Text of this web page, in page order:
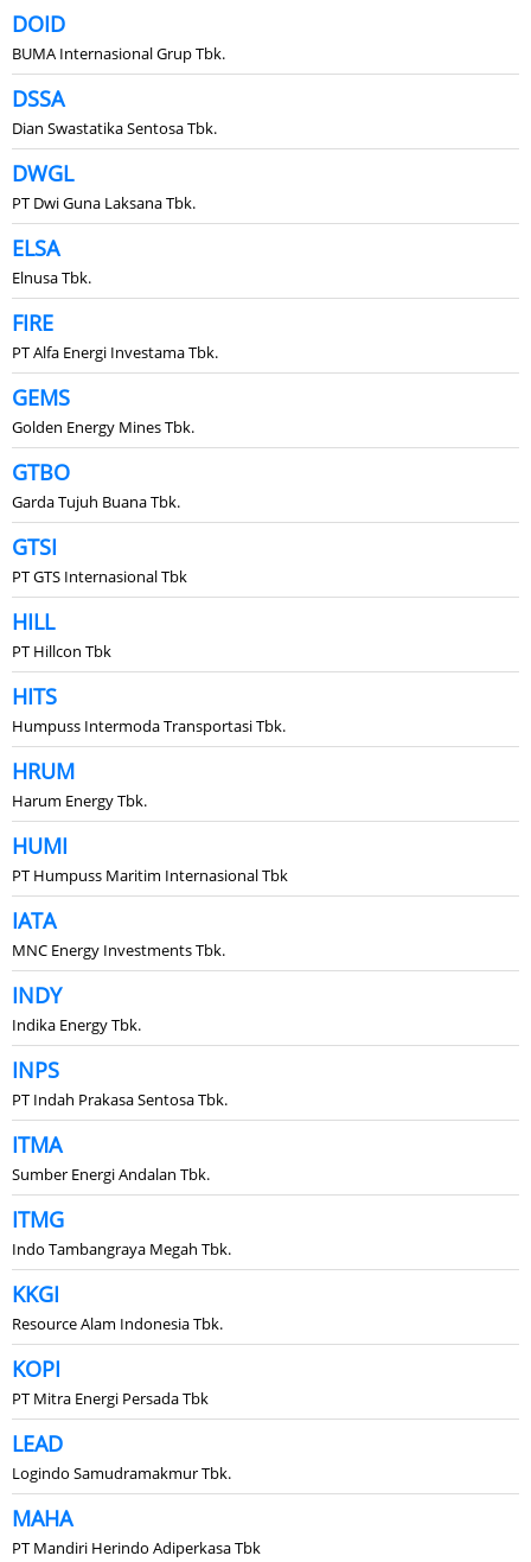
DOID
BUMA Internasional Grup Tbk.
DSSA
Dian Swastatika Sentosa Tbk.
DWGL
PT Dwi Guna Laksana Tbk.
ELSA
Elnusa Tbk.
FIRE
PT Alfa Energi Investama Tbk.
GEMS
Golden Energy Mines Tbk.
GTBO
Garda Tujuh Buana Tbk.
GTSI
PT GTS Internasional Tbk
HILL
PT Hillcon Tbk
HITS
Humpuss Intermoda Transportasi Tbk.
HRUM
Harum Energy Tbk.
HUMI
PT Humpuss Maritim Internasional Tbk
IATA
MNC Energy Investments Tbk.
INDY
Indika Energy Tbk.
INPS
PT Indah Prakasa Sentosa Tbk.
ITMA
Sumber Energi Andalan Tbk.
ITMG
Indo Tambangraya Megah Tbk.
KKGI
Resource Alam Indonesia Tbk.
KOPI
PT Mitra Energi Persada Tbk
LEAD
Logindo Samudramakmur Tbk.
MAHA
PT Mandiri Herindo Adiperkasa Tbk